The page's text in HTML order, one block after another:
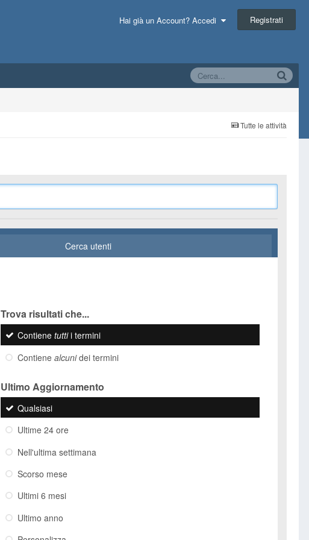
Hai già un Account? Accedi Registrati
Tutte le attività
Cerca utenti
Trova risultati che...
Contiene tuttii termini
Contiene alcunidei termini
Ultimo Aggiornamento
Qualsiasi
Ultime 24 ore
Nell'ultima settimana
Scorso mese
Ultimi 6 mesi
Ultimo anno